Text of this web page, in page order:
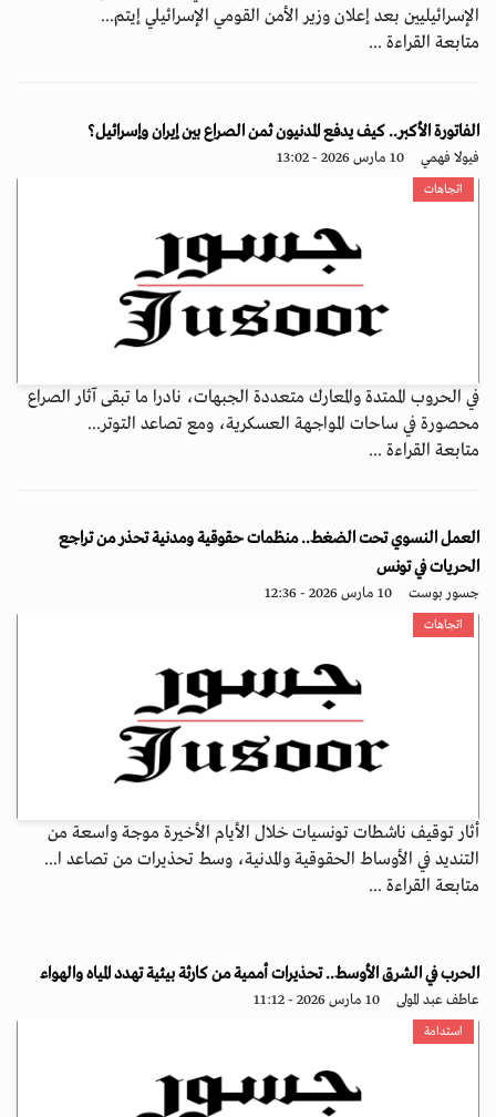
الإسرائيليين بعد إعلان وزير الأمن القومي الإسرائيلي إيتم...
متابعة القراءة ...
الفاتورة الأكبر.. كيف يدفع المدنيون ثمن الصراع بين إيران وإسرائيل؟
فيولا فهمي 10 مارس 2026 - 13:02
اتجاهات
في الحروب الممتدة والمعارك متعددة الجبهات، نادرا ما تبقى آثار الصراع
محصورة في ساحات المواجهة العسكرية، ومع تصاعد التوتر...
متابعة القراءة ...
العمل النسوي تحت الضغط.. منظمات حقوقية ومدنية تحذر من تراجع
الحريات في تونس
جسور بوست 10 مارس 2026 - 12:36
اتجاهات
أثار توقيف ناشطات تونسيات خلال الأيام الأخيرة موجة واسعة من
التنديد في الأوساط الحقوقية والمدنية، وسط تحذيرات من تصاعد ا...
متابعة القراءة ...
الحرب في الشرق الأوسط.. تحذيرات أممية من كارثة بيئية تهدد المياه والهواء
عاطف عبد المولى 10 مارس 2026 - 11:12
استدامة